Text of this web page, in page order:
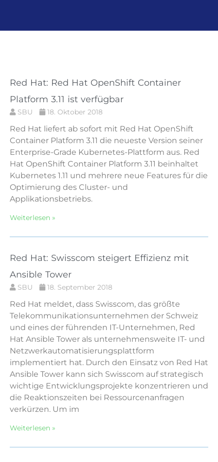
Red Hat: Red Hat OpenShift Container
Platform 3.11 ist verfügbar
SBU 18. Oktober 2018
Red Hat liefert ab sofort mit Red Hat OpenShift
Container Platform 3.11 die neueste Version seiner
Enterprise-Grade Kubernetes-Plattform aus. Red
Hat OpenShift Container Platform 3.11 beinhaltet
Kubernetes 1.11 und mehrere neue Features für die
Optimierung des Cluster- und
Applikationsbetriebs.
Weiterlesen »
Red Hat: Swisscom steigert Effizienz mit
Ansible Tower
SBU 18. September 2018
Red Hat meldet, dass Swisscom, das größte
Telekommunikationsunternehmen der Schweiz
und eines der führenden IT-Unternehmen, Red
Hat Ansible Tower als unternehmensweite IT- und
Netzwerkautomatisierungsplattform
implementiert hat. Durch den Einsatz von Red Hat
Ansible Tower kann sich Swisscom auf strategisch
wichtige Entwicklungsprojekte konzentrieren und
die Reaktionszeiten bei Ressourcenanfragen
verkürzen. Um im
Weiterlesen »
Seite Seite Seite Seite Seite